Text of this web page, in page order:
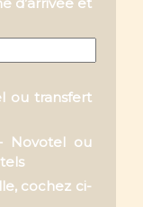
de
de
cuir
– 02 et 03
Andasibe -